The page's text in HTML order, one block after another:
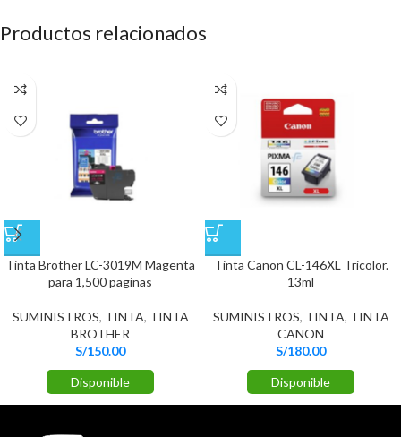
Productos relacionados
Tinta Brother LC-3019M Magenta
para 1,500 paginas
SUMINISTROS, TINTA, TINTA
BROTHER
S/150.00
Disponible
Tinta Canon CL-146XL Tricolor.
13ml
SUMINISTROS, TINTA, TINTA
CANON
S/180.00
Disponible